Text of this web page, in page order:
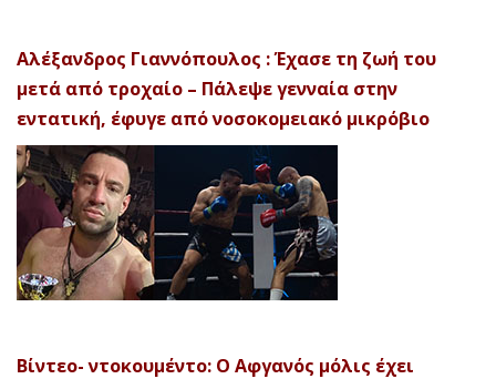
Αλέξανδρος Γιαννόπουλος : Έχασε τη ζωή του
μετά από τροχαίο – Πάλεψε γενναία στην
εντατική, έφυγε από νοσοκομειακό μικρόβιο
Βίντεο- ντοκουμέντο: Ο Αφγανός μόλις έχει